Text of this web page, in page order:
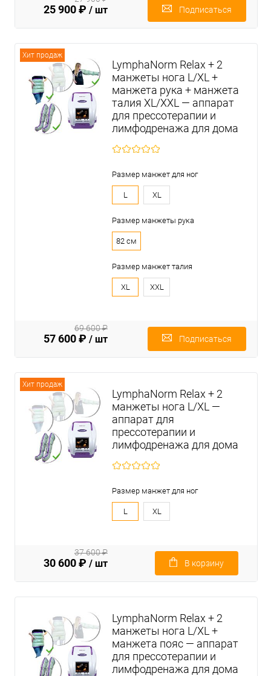
25 900 ₽ / шт
Подписаться
Хит продаж
LymphaNorm Relax + 2
манжеты нога L/XL +
манжета рука + манжета
талия XL/XXL — аппарат
для прессотерапии и
лимфодренажа для дома
Размер манжет для ног
L XL
Размер манжеты рука
82 см
Размер манжет талия
XL XXL
57 600 ₽ / шт
69 600 ₽
Подписаться
Хит продаж
LymphaNorm Relax + 2
манжеты нога L/XL —
аппарат для
прессотерапии и
лимфодренажа для дома
Размер манжет для ног
L XL
30 600 ₽ / шт
37 600 ₽
В корзину
LymphaNorm Relax + 2
манжеты нога L/XL +
манжета пояс — аппарат
для прессотерапии и
лимфодренажа для дома